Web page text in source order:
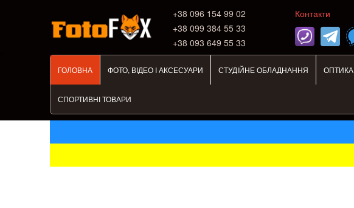
+38 ‎096 154 99 02
+38 099 384 55 33
+38 093 649 55 33
Контакти
ГОЛОВНА ФОТО, ВІДЕО І АКСЕСУАРИ СТУДІЙНЕ ОБЛАДНАННЯ ОПТИКА
СПОРТИВНІ ТОВАРИ